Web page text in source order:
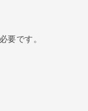
要です。